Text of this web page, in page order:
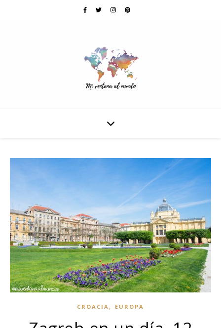
CROACIA , EUROPA